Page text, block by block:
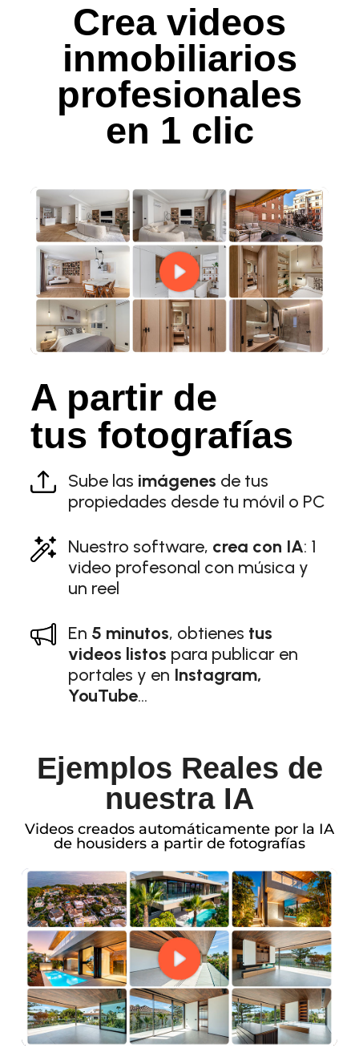
Crea videos
inmobiliarios
profesionales
en 1 clic
A partir de
tus fotografías
Sube las imágenes de tus
propiedades desde tu móvil o PC
Nuestro software, crea con IA: 1
video profesonal con música y
un reel
En 5 minutos, obtienes tus
videos listos para publicar en
portales y en Instagram,
YouTube…
Ejemplos Reales de
nuestra IA
Videos creados automáticamente por la IA
de housiders a partir de fotografías